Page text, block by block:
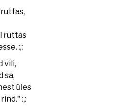
ruttas
:,:
vili,
sa,
üles
:,: